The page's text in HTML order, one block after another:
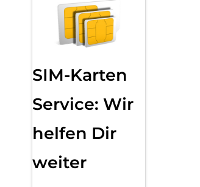
SIM-Karten
Service: Wir
helfen Dir
weiter